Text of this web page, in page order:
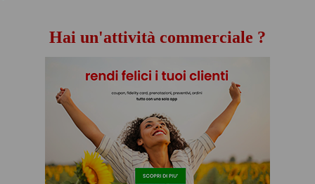
Hai un'attività commerciale ?